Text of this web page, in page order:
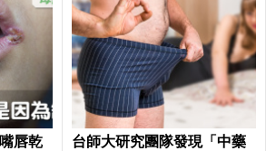
唇乾
台師大研究團隊發現「中藥